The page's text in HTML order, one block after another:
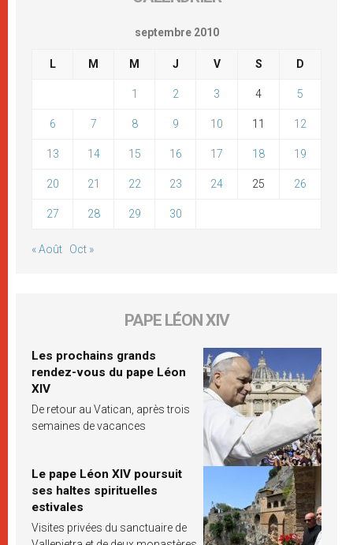
septembre 2010
L M M J V S D
1 2 3 4 5
6 7 8 9 10 11 12
13 14 15 16 17 18 19
20 21 22 23 24 25 26
27 28 29 30
« Août Oct »
PAPE LÉON XIV
Les prochains grands
rendez-vous du pape Léon
XIV
De retour au Vatican, après trois
semaines de vacances
Le pape Léon XIV poursuit
ses haltes spirituelles
estivales
Visites privées du sanctuaire de